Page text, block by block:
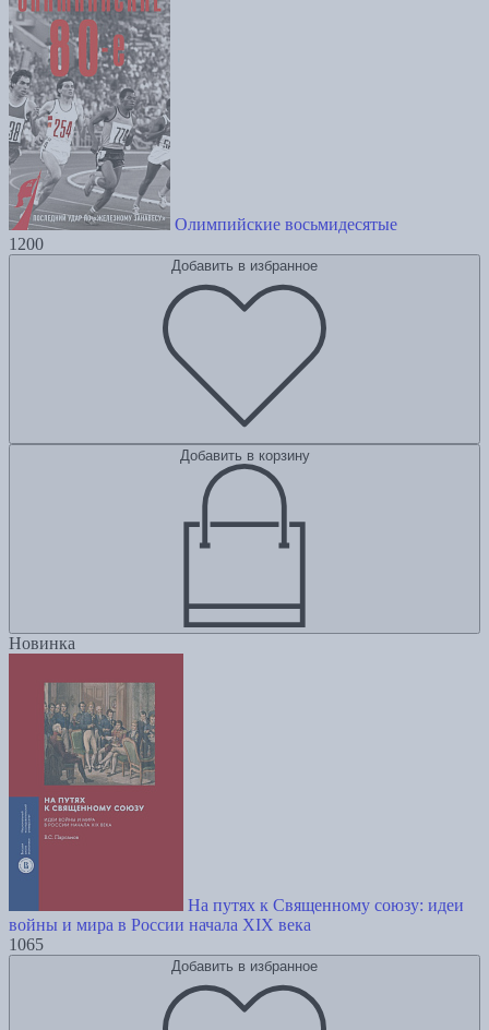
Олимпийские восьмидесятые
1200
Добавить в избранное
Добавить в корзину
Новинка
На путях к Священному союзу: идеи
войны и мира в России начала XIX века
1065
Добавить в избранное